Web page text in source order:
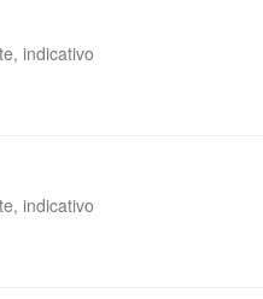
indicativo
indicativo